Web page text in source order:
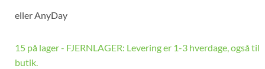
ellerAnyDay
15 på lager - FJERNLAGER: Levering er 1-3 hverdage, også til
butik.